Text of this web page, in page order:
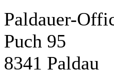
Paldauer-
Puch 95
8341 Paldau